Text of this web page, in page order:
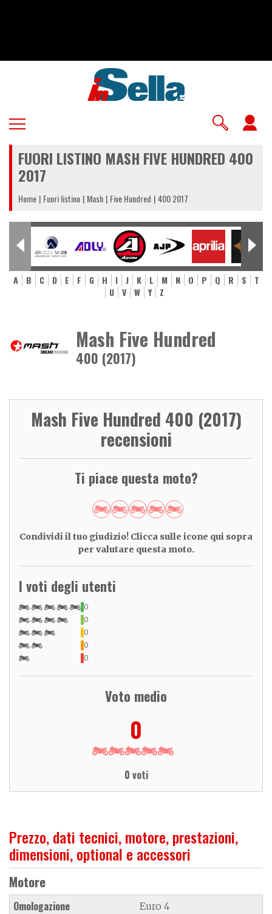
FUORI LISTINO MASH FIVE HUNDRED 400
2017
Home Fuori listino Mash Five Hundred 400 2017
A B C D E F G H I J K L M N O P Q R S
T
U
V W Y Z
Mash Five Hundred
400 (2017)
Mash Five Hundred 400 (2017)
recensioni
Ti piace questa moto?
Condividi il tuo giudizio! Clicca sulle icone qui sopra
per valutare questa moto.
I voti degli utenti
0
0
0
0
0
Voto medio
0
0 voti
Prezzo, dati tecnici, motore, prestazioni,
dimensioni, optional e accessori
Motore
Omologazione Euro 4